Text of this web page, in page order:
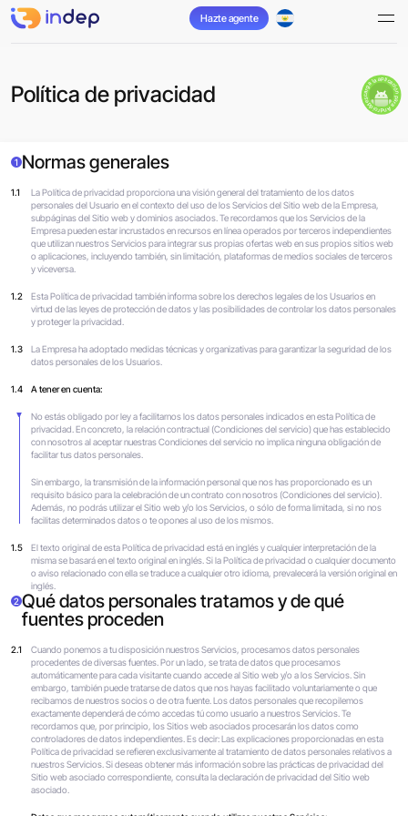
Hazte agente
Política de privacidad descarga la aplicación para
1 Normas generales
1.1
La Política de privacidad proporciona una visión general del tratamiento de los datos
personales del Usuario en el contexto del uso de los Servicios del Sitio web de la Empresa,
subpáginas del Sitio web y dominios asociados. Te recordamos que los Servicios de la
Empresa pueden estar incrustados en recursos en línea operados por terceros independientes
que utilizan nuestros Servicios para integrar sus propias ofertas web en sus propios sitios web
o aplicaciones, incluyendo también, sin limitación, plataformas de medios sociales de terceros
y viceversa.
1.2
Esta Política de privacidad también informa sobre los derechos legales de los Usuarios en
virtud de las leyes de protección de datos y las posibilidades de controlar los datos personales
y proteger la privacidad.
1.3
La Empresa ha adoptado medidas técnicas y organizativas para garantizar la seguridad de los
datos personales de los Usuarios.
1.4 A tener en cuenta:
No estás obligado por ley a facilitarnos los datos personales indicados en esta Política de
privacidad. En concreto, la relación contractual (Condiciones del servicio) que has establecido
con nosotros al aceptar nuestras Condiciones del servicio no implica ninguna obligación de
facilitar tus datos personales.
Sin embargo, la transmisión de la información personal que nos has proporcionado es un
requisito básico para la celebración de un contrato con nosotros (Condiciones del servicio).
Además, no podrás utilizar el Sitio web y/o los Servicios, o sólo de forma limitada, si no nos
facilitas determinados datos o te opones al uso de los mismos.
1.5
El texto original de esta Política de privacidad está en inglés y cualquier interpretación de la
misma se basará en el texto original en inglés. Si la Política de privacidad o cualquier documento
o aviso relacionado con ella se traduce a cualquier otro idioma, prevalecerá la versión original en
inglés.
2 Qué datos personales tratamos y de qué
fuentes proceden
2.1
Cuando ponemos a tu disposición nuestros Servicios, procesamos datos personales
procedentes de diversas fuentes. Por un lado, se trata de datos que procesamos
automáticamente para cada visitante cuando accede al Sitio web y/o a los Servicios. Sin
embargo, también puede tratarse de datos que nos hayas facilitado voluntariamente o que
recibamos de nuestros socios o de otra fuente. Los datos personales que recopilemos
exactamente dependerá de cómo accedas tú como usuario a nuestros Servicios. Te
recordamos que, por principio, los Sitios web asociados procesarán los datos como
controladores de datos independientes. Es decir: Las explicaciones proporcionadas en esta
Política de privacidad se refieren exclusivamente al tratamiento de datos personales relativos a
nuestros Servicios. Si deseas obtener más información sobre las prácticas de privacidad del
Sitio web asociado correspondiente, consulta la declaración de privacidad del Sitio web
asociado.